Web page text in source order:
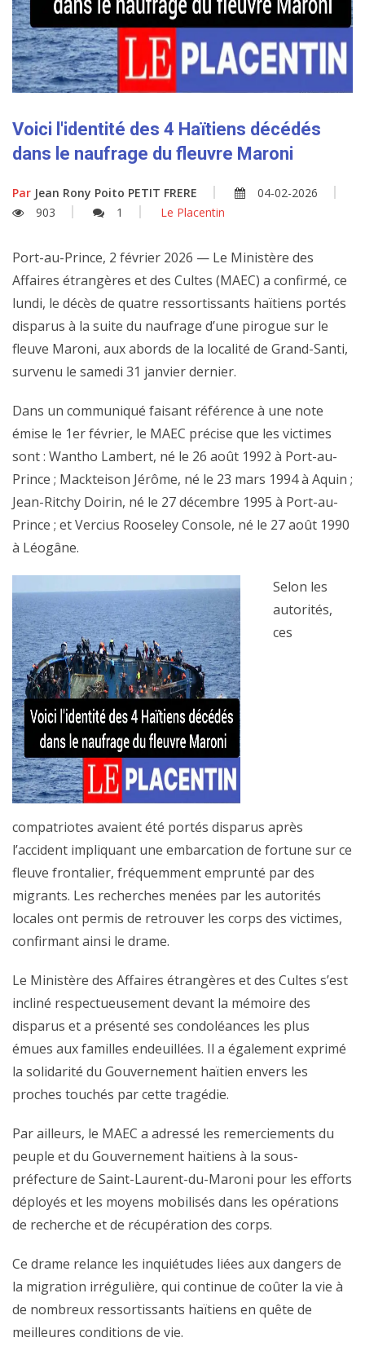
Voici l'identité des 4 Haïtiens décédés
dans le naufrage du fleuvre Maroni
Par Jean Rony Poito PETIT FRERE
04-02-2026
903
1 Le Placentin
Port-au-Prince, 2 février 2026 — Le Ministère des
Affaires étrangères et des Cultes (MAEC) a confirmé, ce
lundi, le décès de quatre ressortissants haïtiens portés
disparus à la suite du naufrage d’une pirogue sur le
fleuve Maroni, aux abords de la localité de Grand-Santi,
survenu le samedi 31 janvier dernier.
Dans un communiqué faisant référence à une note
émise le 1er février, le MAEC précise que les victimes
sont : Wantho Lambert, né le 26 août 1992 à Port-au-
Prince ; Mackteison Jérôme, né le 23 mars 1994 à Aquin ;
Jean-Ritchy Doirin, né le 27 décembre 1995 à Port-au-
Prince ; et Vercius Rooseley Console, né le 27 août 1990
à Léogâne.
Selon les
autorités,
ces
compatriotes avaient été portés disparus après
l’accident impliquant une embarcation de fortune sur ce
fleuve frontalier, fréquemment emprunté par des
migrants. Les recherches menées par les autorités
locales ont permis de retrouver les corps des victimes,
confirmant ainsi le drame.
Le Ministère des Affaires étrangères et des Cultes s’est
incliné respectueusement devant la mémoire des
disparus et a présenté ses condoléances les plus
émues aux familles endeuillées. Il a également exprimé
la solidarité du Gouvernement haïtien envers les
proches touchés par cette tragédie.
Par ailleurs, le MAEC a adressé les remerciements du
peuple et du Gouvernement haïtiens à la sous-
préfecture de Saint-Laurent-du-Maroni pour les efforts
déployés et les moyens mobilisés dans les opérations
de recherche et de récupération des corps.
Ce drame relance les inquiétudes liées aux dangers de
la migration irrégulière, qui continue de coûter la vie à
de nombreux ressortissants haïtiens en quête de
meilleures conditions de vie.